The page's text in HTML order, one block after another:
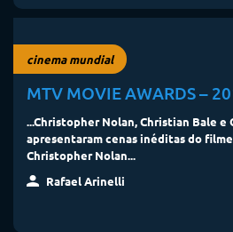
cinema mundial
MTV MOVIE AWARDS –
...Christopher Nolan,Christian Bale e
apresentaram cenas inéditas do
Christopher Nolan...
Rafael Arinelli